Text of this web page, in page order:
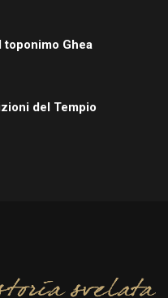
toponimo Ghea
del Tempio